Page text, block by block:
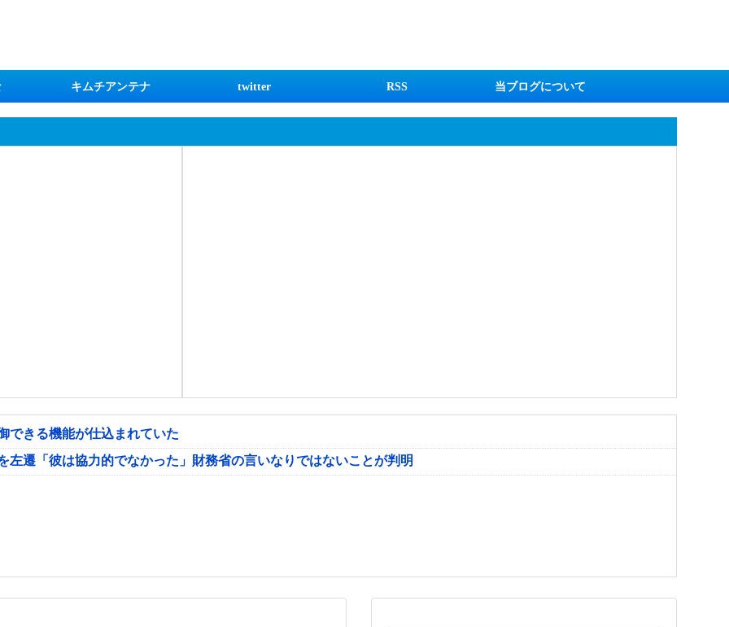
キムチアンテナ twitter RSS 当ブログについて
できる機能が仕込まれていた
遷「彼は協力的でなかった」財務省の言いなりではないことが判明